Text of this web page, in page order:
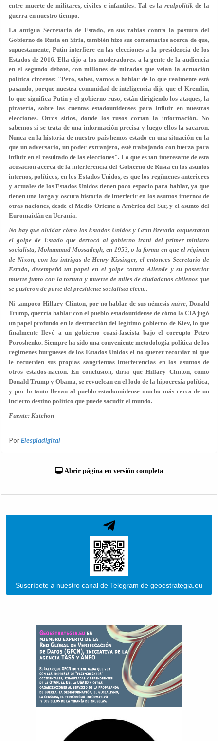
entre muerte de militares, civiles e infantiles. Tal es la realpolitikde la
guerra en nuestro tiempo.
La antigua Secretaria de Estado, en sus rabias contra la postura del
Gobierno de Rusia en Siria, también hizo sus comentarios acerca de que,
supuestamente, Putin interfiere en las elecciones a la presidencia de los
Estados de 2016. Ella dijo a los moderadores, a la gente de la audiencia
en el segundo debate, con millones de miradas que veían la actuación
política circense: "Pero, sabes, vamos a hablar de lo que realmente está
pasando, porque nuestra comunidad de inteligencia dijo que el Kremlin,
lo que significa Putin y el gobierno ruso, están dirigiendo los ataques, la
piratería, sobre las cuentas estadounidenses para influir en nuestras
elecciones. Otros sitios, donde los rusos cortan la información. No
sabemos si se trata de una información precisa y luego ellos la sacaron.
Nunca en la historia de nuestro país hemos estado en una situación en la
que un adversario, un poder extranjero, esté trabajando con fuerza para
influir en el resultado de las elecciones". Lo que es tan interesante de esta
acusación acerca de la interferencia del Gobierno de Rusia en los asuntos
internos, políticos, en los Estados Unidos, es que los regímenes anteriores
y actuales de los Estados Unidos tienen poco espacio para hablar, ya que
tienen una larga y oscura historia de interferir en los asuntos internos de
otras naciones, desde el Medio Oriente a América del Sur, y el asunto del
Euromaidán en Ucrania.
No hay que olvidar cómo los Estados Unidos y Gran Bretaña orquestaron
el golpe de Estado que derrocó al gobierno iraní del primer ministro
socialista, Mohammad Mossadegh, en 1953, o la forma en que el régimen
de Nixon, con las intrigas de Henry Kissinger, el entonces Secretario de
Estado, desempeñó un papel en el golpe contra Allende y su posterior
muerte junto con la tortura y muerte de miles de ciudadanos chilenos que
se pusieron de parte del presidente socialista electo.
Ni tampoco Hillary Clinton, por no hablar de sus némesisnaïve, Donald
Trump, querría hablar con el pueblo estadounidense de cómo la CIA jugó
un papel profundo en la destrucción del legítimo gobierno de Kiev, lo que
finalmente llevó a un gobierno cuasi-fascista bajo el corrupto Petro
Poroshenko. Siempre ha sido una conveniente metodología política de los
regímenes burgueses de los Estados Unidos el no querer recordar ni que
le recuerden sus propias sangrientas interferencias en los asuntos de
otros estados-nación. En conclusión, diría que Hillary Clinton, como
Donald Trump y Obama, se revuelcan en el lodo de la hipocresía política,
y por lo tanto llevan al pueblo estadounidense mucho más cerca de un
incierto destino político que puede sacudir el mundo.
Fuente: Katehon
PorElespiadigital
Abrir página en versión completa
Suscríbete a nuestro canal de Telegram de geoestrategia.eu